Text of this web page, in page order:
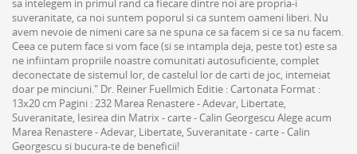
sa intelegem in primul rand ca fiecare dintre noi are propria-i
suveranitate, ca noi suntem poporul si ca suntem oameni liberi. Nu
avem nevoie de nimeni care sa ne spuna ce sa facem si ce sa nu facem.
Ceea ce putem face si vom face (si se intampla deja, peste tot) este sa
ne infiintam propriile noastre comunitati autosuficiente, complet
deconectate de sistemul lor, de castelul lor de carti de joc, intemeiat
doar pe minciuni." Dr. Reiner Fuellmich Editie : Cartonata Format :
13x20 cm Pagini : 232 Marea Renastere - Adevar, Libertate,
Suveranitate, Iesirea din Matrix - carte - Calin Georgescu Alege acum
Marea Renastere - Adevar, Libertate, Suveranitate - carte - Calin
Georgescu si bucura-te de beneficii!